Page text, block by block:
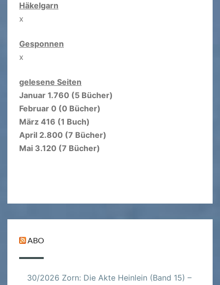
Häkelgarn
x
Gesponnen
x
gelesene Seiten
Januar 1.760 (5 Bücher)
Februar 0 (0 Bücher)
März 416 (1 Buch)
April 2.800 (7 Bücher)
Mai 3.120 (7 Bücher)
ABO
30/2026 Zorn: Die Akte Heinlein (Band 15) –